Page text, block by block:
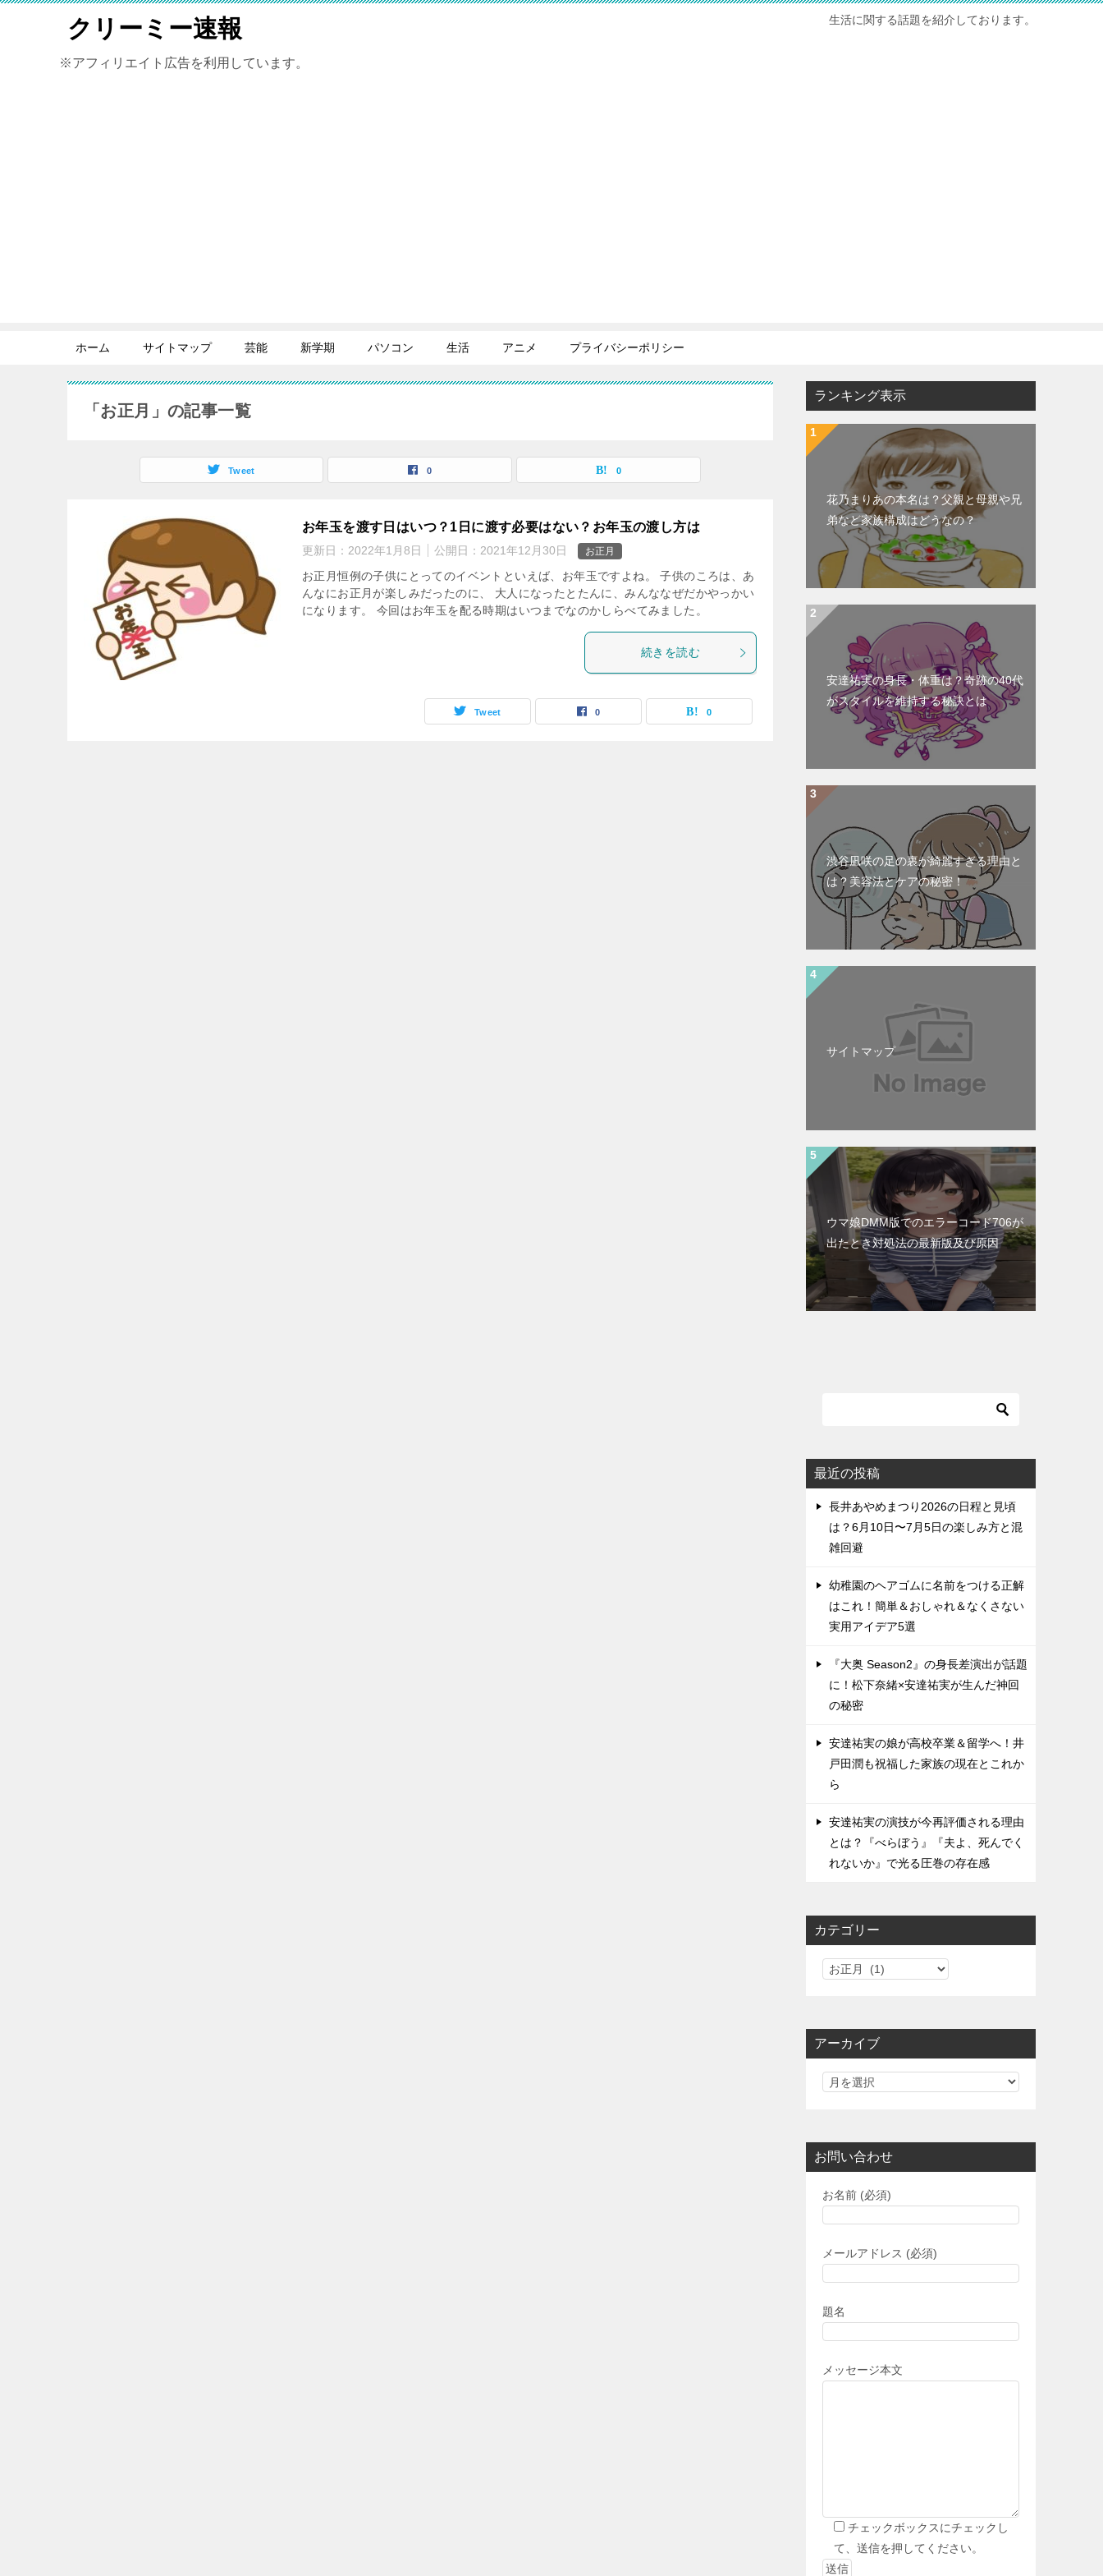
クリーミー速報 生活に関する話題を紹介しております。
※アフィリエイト広告を利用しています。
ホーム サイトマップ 芸能 新学期 パソコン 生活 アニメ プライバシーポリシー
「お正月」の記事一覧
Tweet 0 0
お年玉を渡す日はいつ？1日に渡す必要はない？お年玉の渡し方は
更新日： 2022年1月8日 公開日： 2021年12月30日 お正月
お正月恒例の子供にとってのイベントといえば、お年玉ですよね。 子供のころは、あ
んなにお正月が楽しみだったのに、 大人になったとたんに、みんななぜだかやっかい
になります。 今回はお年玉を配る時期はいつまでなのかしらべてみました。
続きを読む
Tweet 0 0
ランキング表示
花乃まりあの本名は？父親と母親や兄
弟など家族構成はどうなの？
安達祐実の身長・体重は？奇跡の40代
がスタイルを維持する秘訣とは
渋谷凪咲の足の裏が綺麗すぎる理由と
は？美容法とケアの秘密！
サイトマップ
ウマ娘DMM版でのエラーコード706が
出たとき対処法の最新版及び原因
最近の投稿
長井あやめまつり2026の日程と見頃
は？6月10日〜7月5日の楽しみ方と混
雑回避
幼稚園のヘアゴムに名前をつける正解
はこれ！簡単＆おしゃれ＆なくさない
実用アイデア5選
『大奥 Season2』の身長差演出が話題
に！松下奈緒×安達祐実が生んだ神回
の秘密
安達祐実の娘が高校卒業＆留学へ！井
戸田潤も祝福した家族の現在とこれか
ら
安達祐実の演技が今再評価される理由
とは？『べらぼう』『夫よ、死んでく
れないか』で光る圧巻の存在感
カテゴリー
カ
リ
アーカイブ
お問い合わせ
お名前 (必須)
メールアドレス (必須)
題名
メッセージ本文
チェックボックスにチェックし
て、送信を押してください。